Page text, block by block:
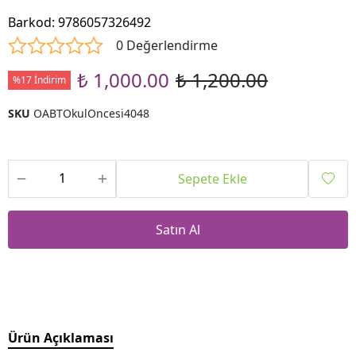
Barkod: 9786057326492
0 Değerlendirme
%17 İndirim ₺ 1,000.00 ₺ 1,200.00
SKU OABTOkulOncesi4048
Sepete Ekle
Satın Al
Ürün Açıklaması